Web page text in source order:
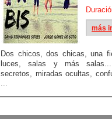
más
Dos chicos, dos chicas, una
luces, salas y más
secretos, miradas ocultas,